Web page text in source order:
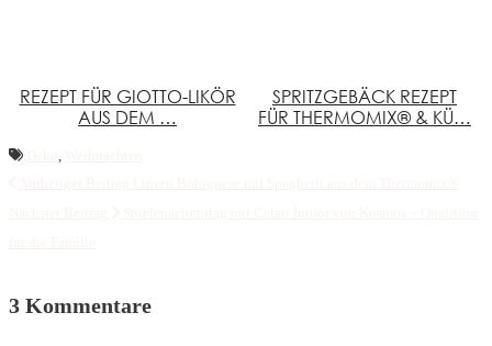
REZEPT FÜR GIOTTO-LIKÖR
AUS DEM …
SPRITZGEBÄCK REZEPT
FÜR THERMOMIX® & KÜ…
3 Kommentare